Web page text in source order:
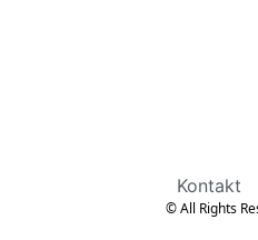
Kontakt
© All Rights